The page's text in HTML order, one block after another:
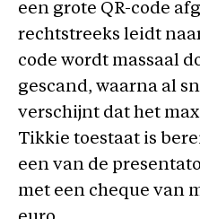
een grote QR-code
rechtstreeks leidt
code wordt massaal
gescand, waarna al
verschijnt dat het
Tikkie toestaat is
een van de
met een cheque van